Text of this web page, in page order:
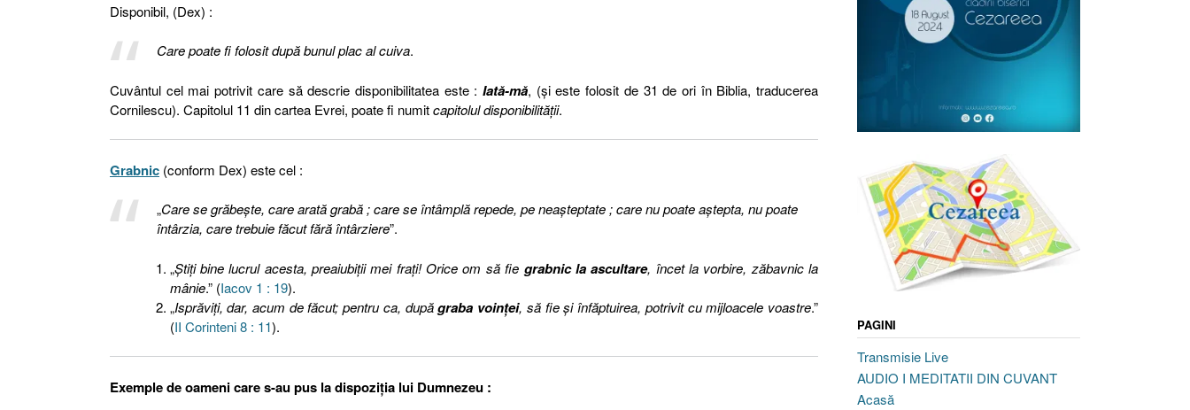
Disponibil, (Dex) :
Care poate fi folosit după bunul plac al cuiva.
Cuvântul cel mai potrivit care să descrie disponibilitatea este :Iată-mă, (şi este folosit de 31 de ori în Biblia, traducerea
Cornilescu). Capitolul 11 din cartea Evrei, poate fi numitcapitolul disponibilităţii.
Grabnic (conform Dex) este cel :
„Care se grăbeşte, care arată grabă ; care se întâmplă repede, pe neaşteptate ; care nu poate aştepta, nu poate
întârzia, care trebuie făcut fără întârziere”.
„Ştiţi bine lucrul acesta, preaiubiţii mei fraţi! Orice om să fie grabnic la ascultare, încet la vorbire, zăbavnic la
mânie.” (Iacov 1 : 19).
„Isprăviţi, dar, acum de făcut; pentru ca, dupăgraba voinţei, să fie şi înfăptuirea, potrivit cu mijloacele voastre.”
(II Corinteni 8 : 11).
Exemple de oameni care s-au pus la dispoziţia lui Dumnezeu :
PAGINI
Transmisie Live
AUDIO I MEDITATII DIN CUVANT
Acasă